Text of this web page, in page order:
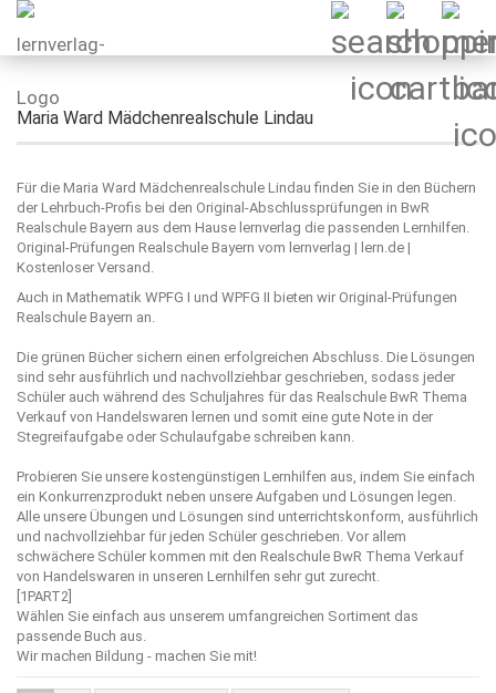
Maria Ward Mädchenrealschule Lindau
Für die Maria Ward Mädchenrealschule Lindau finden Sie in den Büchern
der Lehrbuch-Profis bei den Original-Abschlussprüfungen in BwR
Realschule Bayern aus dem Hause lernverlag die passenden Lernhilfen.
Original-Prüfungen Realschule Bayern vom lernverlag | lern.de |
Kostenloser Versand.
Auch in Mathematik WPFG I und WPFG II bieten wir Original-Prüfungen
Realschule Bayern an.
Die grünen Bücher sichern einen erfolgreichen Abschluss. Die Lösungen
sind sehr ausführlich und nachvollziehbar geschrieben, sodass jeder
Schüler auch während des Schuljahres für das Realschule BwR Thema
Verkauf von Handelswaren lernen und somit eine gute Note in der
Stegreifaufgabe oder Schulaufgabe schreiben kann.
Probieren Sie unsere kostengünstigen Lernhilfen aus, indem Sie einfach
ein Konkurrenzprodukt neben unsere Aufgaben und Lösungen legen.
Alle unsere Übungen und Lösungen sind unterrichtskonform, ausführlich
und nachvollziehbar für jeden Schüler geschrieben. Vor allem
schwächere Schüler kommen mit den Realschule BwR Thema Verkauf
von Handelswaren in unseren Lernhilfen sehr gut zurecht.
[1PART2]
Wählen Sie einfach aus unserem umfangreichen Sortiment das
passende Buch aus.
Wir machen Bildung - machen Sie mit!